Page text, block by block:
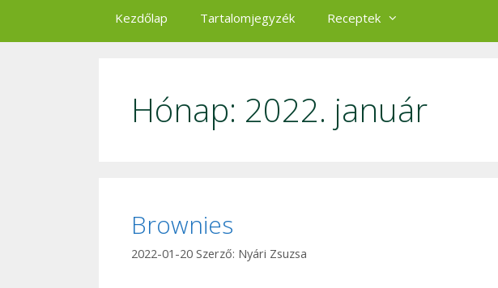
Kezdőlap Tartalomjegyzék Receptek
Hónap: 2022. január
Brownies
2022-01-20 Szerző: Nyári Zsuzsa